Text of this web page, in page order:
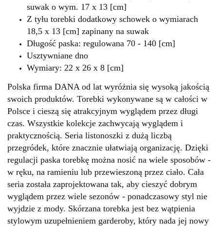
suwak o wym. 17 x 13 [cm]
Z tyłu torebki dodatkowy schowek o wymiarach
18,5 x 13 [cm] zapinany na suwak
Długość paska: regulowana 70 - 140 [cm]
Usztywniane dno
Wymiary: 22 x 26 x 8 [cm]
Polska firma DANA od lat wyróżnia się wysoką jakością
swoich produktów. Torebki wykonywane są w całości w
Polsce i cieszą się atrakcyjnym wyglądem przez długi
czas. Wszystkie kolekcje zachwycają wyglądem i
praktycznością. Seria listonoszki z dużą liczbą
przegródek, które znacznie ułatwiają organizację. Dzięki
regulacji paska torebkę można nosić na wiele sposobów -
w ręku, na ramieniu lub przewieszoną przez ciało. Cała
seria została zaprojektowana tak, aby cieszyć dobrym
wyglądem przez wiele sezonów - ponadczasowy styl nie
wyjdzie z mody. Skórzana torebka jest bez wątpienia
stylowym uzupełnieniem garderoby, który nada jej nowy